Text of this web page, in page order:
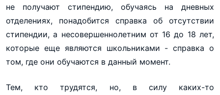
не получают стипендию, обучаясь на дневных
отделениях, понадобится справка об отсутствии
стипендии, а несовершеннолетним от 16 до 18 лет,
которые еще являются школьниками - справка о
том, где они обучаются в данный момент.
Тем, кто трудятся, но, в силу каких-то